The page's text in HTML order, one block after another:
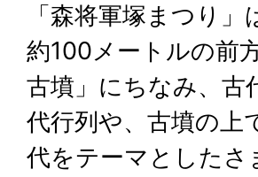
「森将軍塚まつり
約100メートルの前
古墳」にちなみ、古
代行列や、古墳の上
代をテーマとした